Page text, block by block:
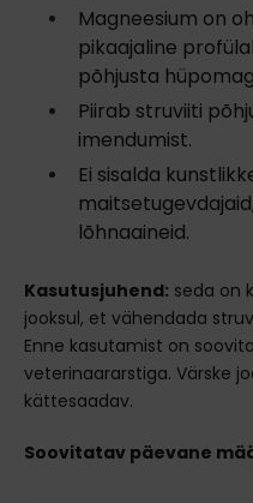
Magneesium on
pikaajaline
põhjusta
Piirab struviiti
imendumist.
Ei sisalda
lõhnaaineid.
Kasutusjuhend: seda on
jooksul, et vähendada
Enne kasutamist on
veterinaararstiga. Värske
kättesaadav.
Soovitatav päevane